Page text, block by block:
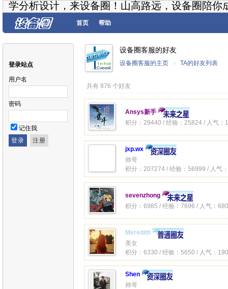
学分析设计，来设备圈！山高路远，设备圈陪你
首页 帮助
登录站点
用户名
密码
记住我
设备圈客服的好友
设备圈客服的主页 » TA的好友列表
共有 876 个好友
Ansys新手
积分：29440 / 经验：25824 / 人气：
jxp.wx
帅哥
积分：207274 / 经验：56999 / 人气
sevenzhong
积分：6985 / 经验：7696 / 人气：
Meredith
美女
积分：6330 / 经验：5650 / 人气：
Shen
帅哥